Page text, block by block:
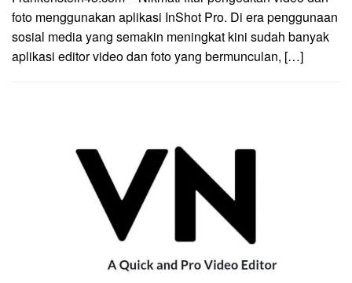
foto menggunakan aplikasi InShot Pro. Di era penggunaan
sosial media yang semakin meningkat kini sudah banyak
aplikasi editor video dan foto yang bermunculan, […]